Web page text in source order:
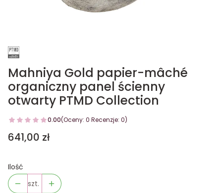
Mahniya Gold papier-mâché
organiczny panel ścienny
otwarty PTMD Collection
0.00(Oceny: 0 Recenzje: 0)
Cena
641,00 zł
Ilość
szt.